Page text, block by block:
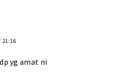
21:16
yg amat ni